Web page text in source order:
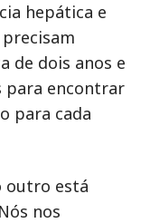
hepática e
de dois anos e
para encontrar
para cada
outro está
nos